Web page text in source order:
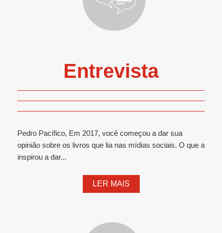
Entrevista
Pedro Pacífico, Em 2017, você começou a dar sua
opinião sobre os livros que lia nas mídias sociais. O que a
inspirou a dar...
LER MAIS